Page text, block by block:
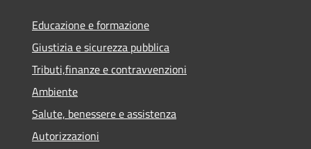
Educazione e formazione
Giustizia e sicurezza pubblica
Tributi,finanze e contravvenzioni
Ambiente
Salute, benessere e assistenza
Autorizzazioni